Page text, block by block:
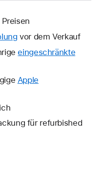
vor dem Verkauf
eingeschränkte
Apple
für refurbished